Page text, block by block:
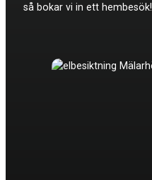
så bokar vi in ett hembesök!